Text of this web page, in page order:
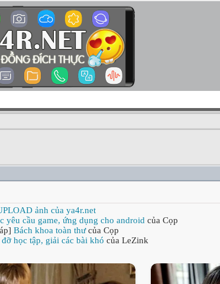
ảnh của ya4r.net
yêu cầu game, ứng dụng cho android của Cọp
Bách khoa toàn thưcủa Cọp
học tập, giải các bài khó của LeZink